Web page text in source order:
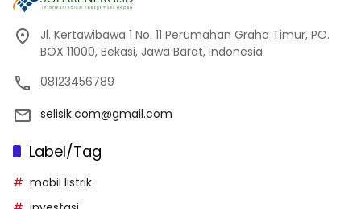
Jl. Kertawibawa 1 No. 11 Perumahan Graha Timur, PO.
BOX 11000, Bekasi, Jawa Barat, Indonesia
08123456789
selisik.com@gmail.com
Label/Tag
mobil listrik